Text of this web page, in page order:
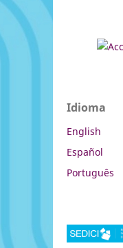
Idioma
English
Español
Português